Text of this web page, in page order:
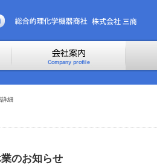
詳細
のお知らせ